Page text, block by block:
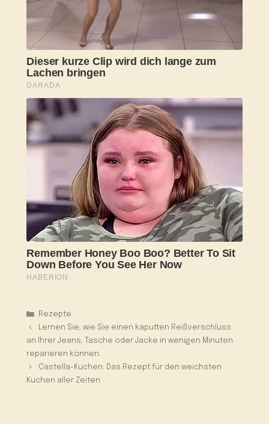
Kategorien
Rezepte
Lernen Sie, wie Sie einen kaputten Reißverschluss
an Ihrer Jeans, Tasche oder Jacke in wenigen Minuten
reparieren können.
Castella-Kuchen: Das Rezept für den weichsten
Kuchen aller Zeiten